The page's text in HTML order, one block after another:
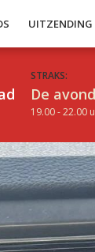
UITZENDING
STRAKS:
De
19.00 - 22.00